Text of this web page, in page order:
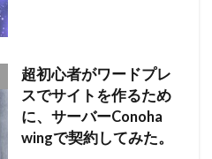
超初心者がワードプレ
スでサイトを作るため
に、サーバーConoha
wingで契約してみた。